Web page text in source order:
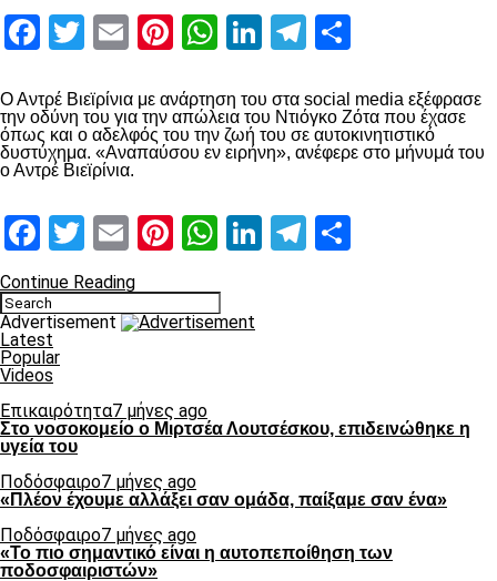
Facebook
Twitter
EmailPinterest
WhatsApp
LinkedIn
Telegram
Ο Αντρέ Βιεϊρίνια με ανάρτηση του στα social media εξέφρασε
την οδύνη του για την απώλεια του Ντιόγκο Ζότα που έχασε
όπως και ο αδελφός του την ζωή του σε αυτοκινητιστικό
δυστύχημα. «Αναπαύσου εν ειρήνη», ανέφερε στο μήνυμά του
ο Αντρέ Βιεϊρίνια.
Facebook
Twitter
EmailPinterest
WhatsApp
LinkedIn
Telegram
Continue Reading
Advertisement
Latest
Popular
Videos
Επικαιρότητα7 μήνες ago
Στο νοσοκομείο ο Μιρτσέα Λουτσέσκου, επιδεινώθηκε η
υγεία του
Ποδόσφαιρο7 μήνες ago
«Πλέον έχουμε αλλάξει σαν ομάδα, παίξαμε σαν ένα»
Ποδόσφαιρο7 μήνες ago
«Το πιο σημαντικό είναι η αυτοπεποίθηση των
ποδοσφαιριστών»